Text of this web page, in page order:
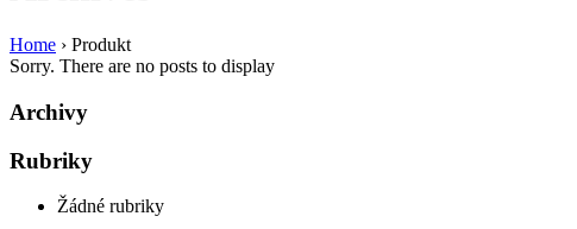
Home › Produkt
Sorry. There are no posts to display
Archivy
Rubriky
Žádné rubriky